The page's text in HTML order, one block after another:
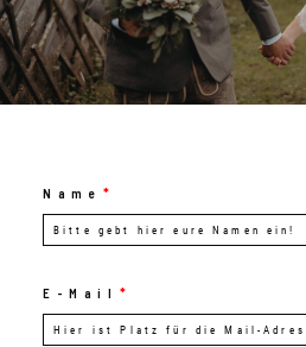
Name
E-Mail
WORKSHOPS
ANFRAGEN